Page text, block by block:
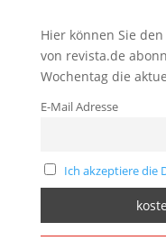
Hier können Sie
von revista.de
Wochentag die
E-Mail Adresse
Ich akzeptiere die